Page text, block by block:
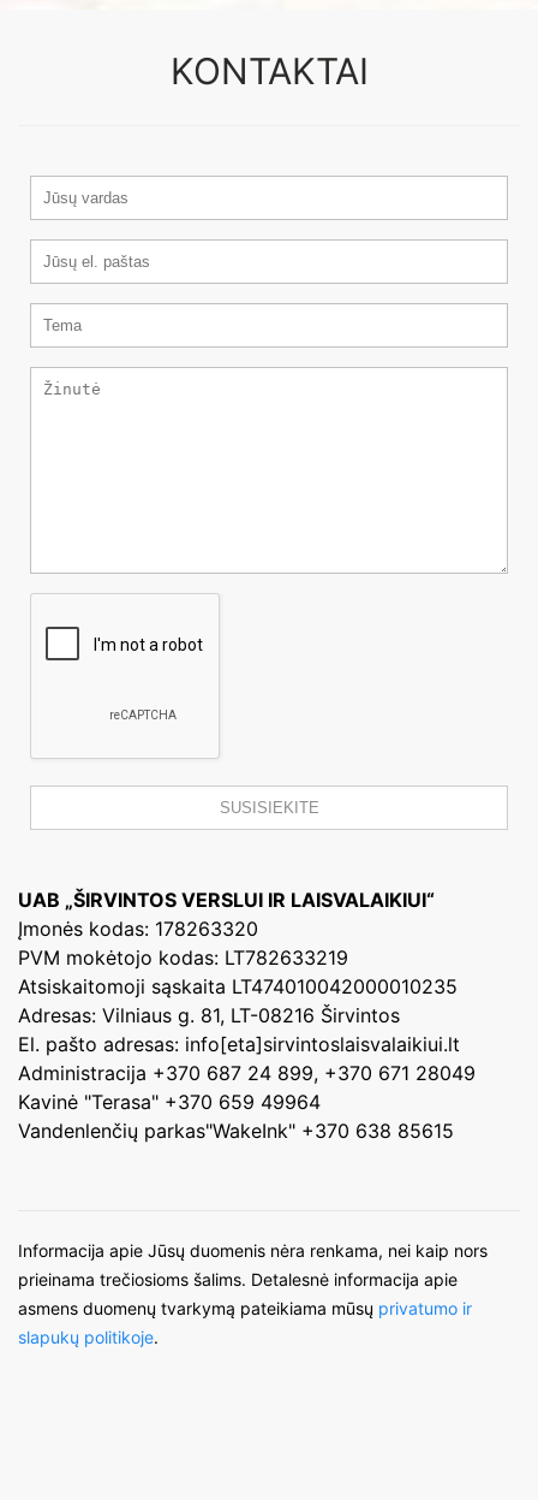
KONTAKTAI
UAB „ŠIRVINTOS VERSLUI IR LAISVALAIKIUI“
Įmonės kodas: 178263320
PVM mokėtojo kodas: LT782633219
Atsiskaitomoji sąskaita LT474010042000010235
Adresas: Vilniaus g. 81, LT-08216 Širvintos
El. pašto adresas: info[eta]sirvintoslaisvalaikiui.lt
Administracija +370 687 24 899, +370 671 28049
Kavinė "Terasa" +370 659 49964
Vandenlenčių parkas"WakeInk" +370 638 85615
Informacija apie Jūsų duomenis nėra renkama, nei kaip nors
prieinama trečiosioms šalims. Detalesnė informacija apie
asmens duomenų tvarkymą pateikiama mūsų privatumo ir
slapukų politikoje.